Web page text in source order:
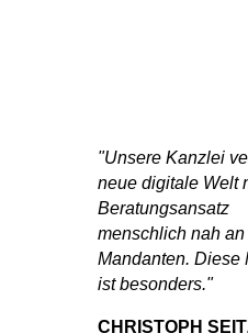
"Unsere Kanzlei
neue digitale Welt
Beratungsansatz
menschlich nah
Mandanten. Diese
ist besonders."
CHRISTOPH